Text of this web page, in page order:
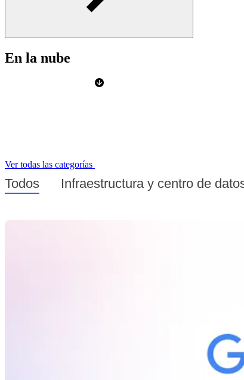
En la nube
Ver todas las categorías
Todos Infraestructura y centro de